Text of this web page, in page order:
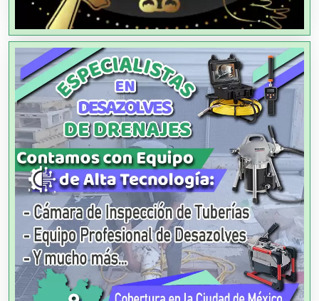
Almacenaje
Alquiler de Autos
Alquiler de Equipos para Fiestas
Alquiler de Sillas y Mesas
Alquiler de Trajes de Etiqueta